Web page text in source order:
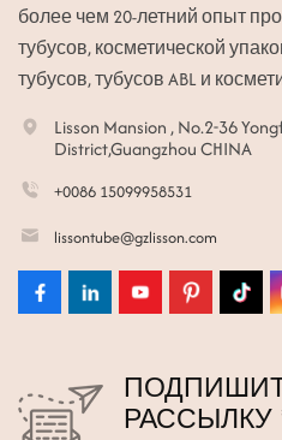
более чем 20-летний опыт
тубусов, косметической
тубусов, тубусов ABL и
Lisson Mansion , No.2-36
District,Guangzhou CHINA
+0086 15099958531
lissontube@gzlisson.com
РАССЫЛКУ